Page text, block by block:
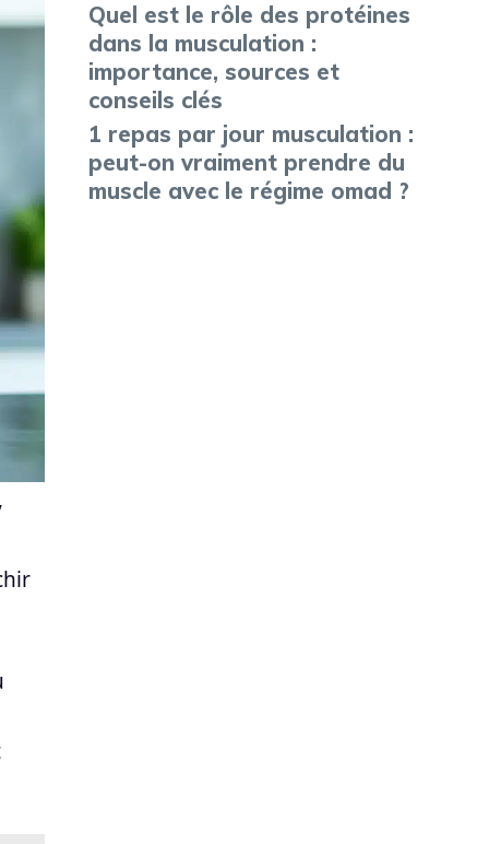
Quel est le rôle des protéines
dans la musculation :
importance, sources et
conseils clés
1 repas par jour musculation :
peut-on vraiment prendre du
muscle avec le régime omad ?